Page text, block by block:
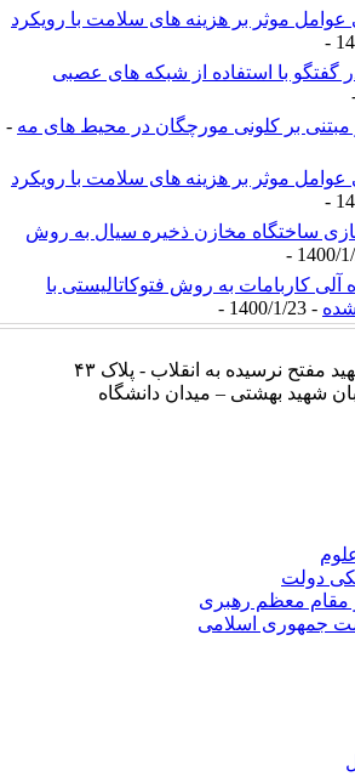
موثر بر هزینه های سلامت با رویکرد
با استفاده از شبکه های عصبی
مبتنی بر کلونی مورچگان در محیط های مه-
موثر بر هزینه های سلامت با رویکرد
ساختگاه مخازن ذخیره سیال به روش
کاربامات به روش فتوکاتالیستی با
- 1400/1/23 -
نرسیده به انقلاب - پلاک ۴۳
شهید بهشتی – میدان دانشگاه
دولت
مقام معظم رهبری
جمهوری اسلامی